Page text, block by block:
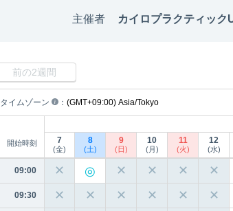
主催者 カイロプラクティック
前の2週間
タイムゾーン ：
開始時刻 7
(金)
8
(土)
9
(日)
10
(月)
11
(火)
12
(水)
09:00 ✕ ✕ ✕ ✕ ✕
09:30 ✕ ✕ ✕ ✕ ✕ ✕